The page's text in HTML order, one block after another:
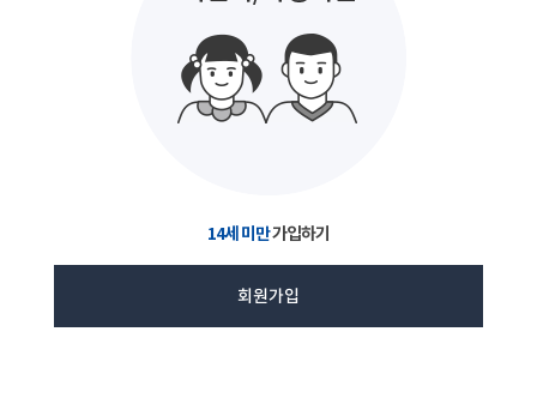
14세 미만가입하기
회원가입